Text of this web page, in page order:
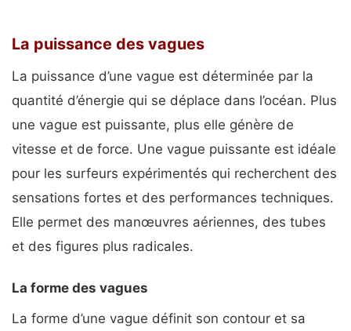
La puissance des vagues
La puissance d’une vague est déterminée par la
quantité d’énergie qui se déplace dans l’océan. Plus
une vague est puissante, plus elle génère de
vitesse et de force. Une vague puissante est idéale
pour les surfeurs expérimentés qui recherchent des
sensations fortes et des performances techniques.
Elle permet des manœuvres aériennes, des tubes
et des figures plus radicales.
La forme des vagues
La forme d’une vague définit son contour et sa